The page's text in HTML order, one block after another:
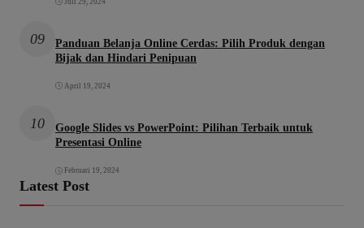
Juli 29, 2024
09
Panduan Belanja Online Cerdas: Pilih Produk dengan
Bijak dan Hindari Penipuan
April 19, 2024
10
Google Slides vs PowerPoint: Pilihan Terbaik untuk
Presentasi Online
Februari 19, 2024
Latest Post